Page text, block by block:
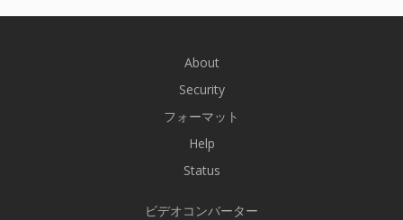
About
Security
フォーマット
Help
Status
ビデオコンバーター